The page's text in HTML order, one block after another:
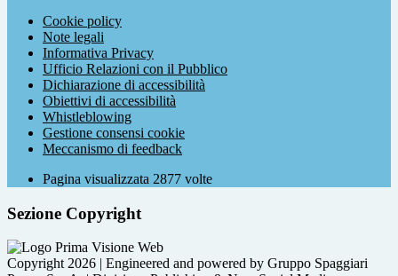
Cookie policy
Note legali
Informativa Privacy
Ufficio Relazioni con il Pubblico
Dichiarazione di accessibilità
Obiettivi di accessibilità
Whistleblowing
Gestione consensi cookie
Meccanismo di feedback
Pagina visualizzata 2877 volte
Sezione Copyright
Copyright 2026 | Engineered and powered by Gruppo Spaggiari